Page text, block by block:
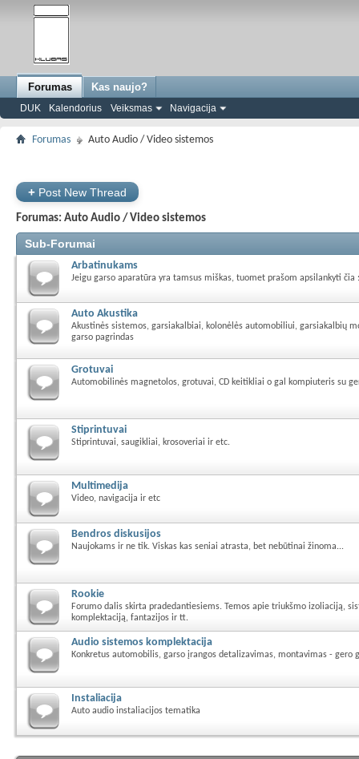
Forumas
DUK Kalendorius Veiksmas Navigacija
Kas naujo?
Forumas Auto Audio / Video sistemos
+ Post New Thread
Forumas: Auto Audio / Video sistemos
Sub-Forumai
Arbatinukams
Jeigu garso aparatūra yra tamsus miškas, tuomet prašom apsilankyti čia
Auto Akustika
Akustinės sistemos, garsiakalbiai, kolonėlės automobiliui, garsiakalbių
garso pagrindas
Grotuvai
Automobilinės magnetolos, grotuvai, CD keitikliai o gal kompiuteris su
Stiprintuvai
Stiprintuvai, saugikliai, krosoveriai ir etc.
Multimedija
Video, navigacija ir etc
Bendros diskusijos
Naujokams ir ne tik. Viskas kas seniai atrasta, bet nebūtinai žinoma...
Rookie
Forumo dalis skirta pradedantiesiems. Temos apie triukšmo izoliaciją,
komplektaciją, fantazijos ir tt.
Audio sistemos komplektacija
Konkretus automobilis, garso įrangos detalizavimas, montavimas - gero
Instaliacija
Auto audio instaliacijos tematika